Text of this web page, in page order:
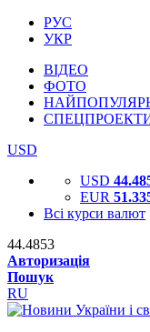
РУС
УКР
ВІДЕО
ФОТО
USD
USD
EUR
Всі курси валют
44.4853
Авторизація
Пошук
RU